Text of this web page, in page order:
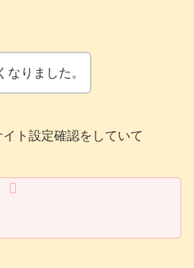
なりました。
ト設定確認をしていて